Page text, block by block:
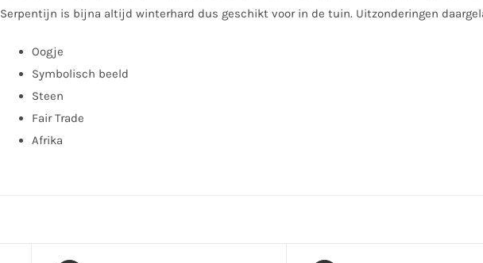
Serpentijn is bijna altijd winterhard dus geschikt voor in de tuin. Uitzonderingen
Oogje
Symbolisch beeld
Steen
Fair Trade
Afrika